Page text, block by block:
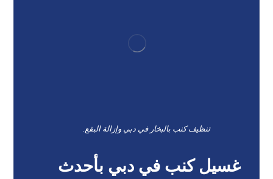
تنظيف كنب بالبخار في دبي وإزالة البقع.
غسيل كنب في دبي بأحدث